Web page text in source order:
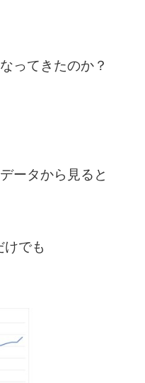
ってきたのか？
ータから見ると
でも